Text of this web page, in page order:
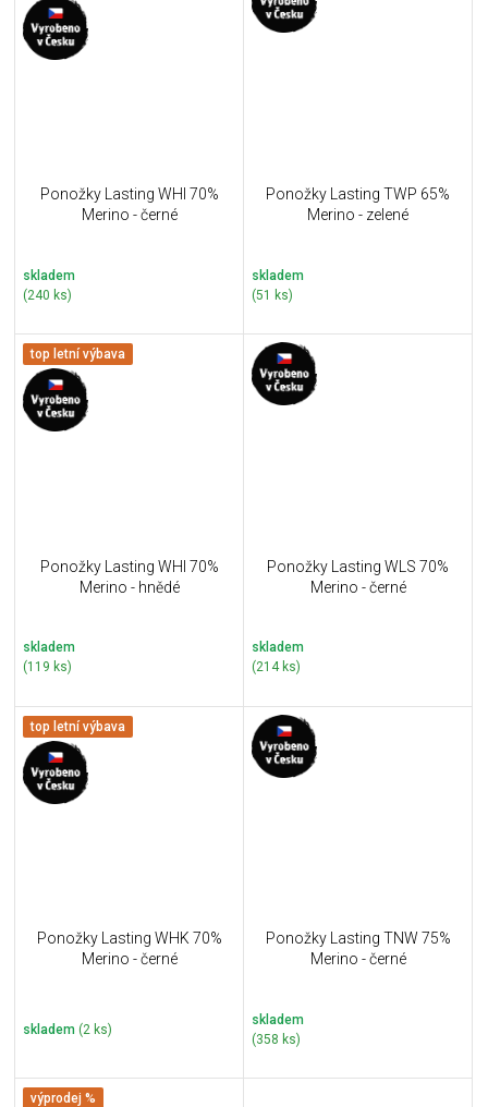
Ponožky Lasting WHI 70%
Merino - černé
skladem
(240 ks)
Ponožky Lasting TWP 65%
Merino - zelené
skladem
(51 ks)
top letní výbava
Ponožky Lasting WHI 70%
Merino - hnědé
skladem
(119 ks)
Ponožky Lasting WLS 70%
Merino - černé
skladem
(214 ks)
top letní výbava
Ponožky Lasting WHK 70%
Merino - černé
skladem (2 ks)
Ponožky Lasting TNW 75%
Merino - černé
skladem
(358 ks)
výprodej %